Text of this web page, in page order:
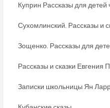
Куприн Рассказы для детей
Сухомлинский. Рассказы и
Зощенко. Рассказы для
Рассказы и сказки Евгения
Записки школьницы Ян